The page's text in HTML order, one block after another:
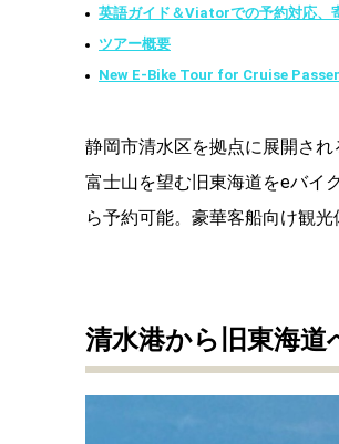
英語ガイド＆Viatorでの予約対応、
ツアー概要
New E-Bike Tour for Cruise
静岡市清水区を拠点に展開さ
富士山を望む旧東海道をeバイ
ら予約可能。豪華客船向け観光
清水港から旧東海